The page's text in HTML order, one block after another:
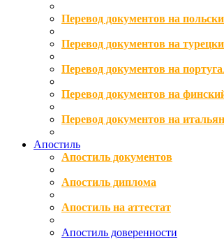
Перевод документов на
Перевод документов на
Перевод документов на
Перевод документов на
Перевод документов на
Апостиль
Апостиль документов
Апостиль диплома
Апостиль на аттестат
Апостиль доверенности